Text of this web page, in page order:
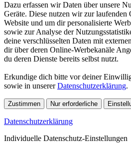
Dazu erfassen wir Daten über unsere
Geräte. Diese nutzen wir zur laufenden
Website und um dir personalisierte
sowie zur Analyse der
deine verschlüsselten Daten mit
dir über deren Online-Werbekanäle
du deren Dienste bereits selbst nutzt.
Erkundige dich bitte vor deiner
sowie in unsererDatenschutzerklärung.
Zustimmen Nur erforderliche
Datenschutzerklärung
Individuelle Datenschutz-Einstellungen